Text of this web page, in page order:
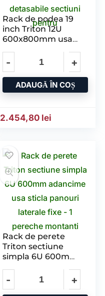
Rack de podea 19
inch Triton 12U
600x800mm usa
laterale/spate
detasabile sectiuni
pentru
ADAUGĂ ÎN COȘ
2.454,80 lei
Rack de perete
Triton sectiune
simpla 6U 600mm
sticla panouri
laterale fixe – 1